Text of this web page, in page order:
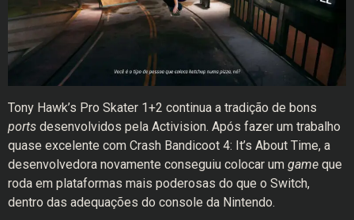
Tony Hawk’s Pro Skater 1+2 continua a tradição de bons
ports desenvolvidos pela Activision. Após fazer um trabalho
quase excelente com Crash Bandicoot 4: It’s About Time, a
desenvolvedora novamente conseguiu colocar um game que
roda em plataformas mais poderosas do que o Switch,
dentro das adequações do console da Nintendo.